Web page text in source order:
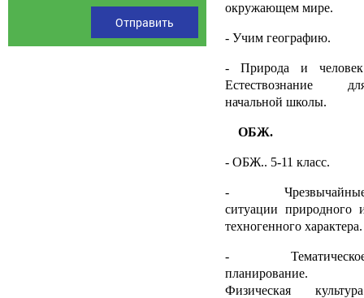
окружающем мире.
- Учим географию.
- Природа и
Естествознание
начальной школы.
ОБЖ.
- ОБЖ.. 5-11 класс.
-
ситуации природного
техногенного характера.
-
планирование.
Физическая